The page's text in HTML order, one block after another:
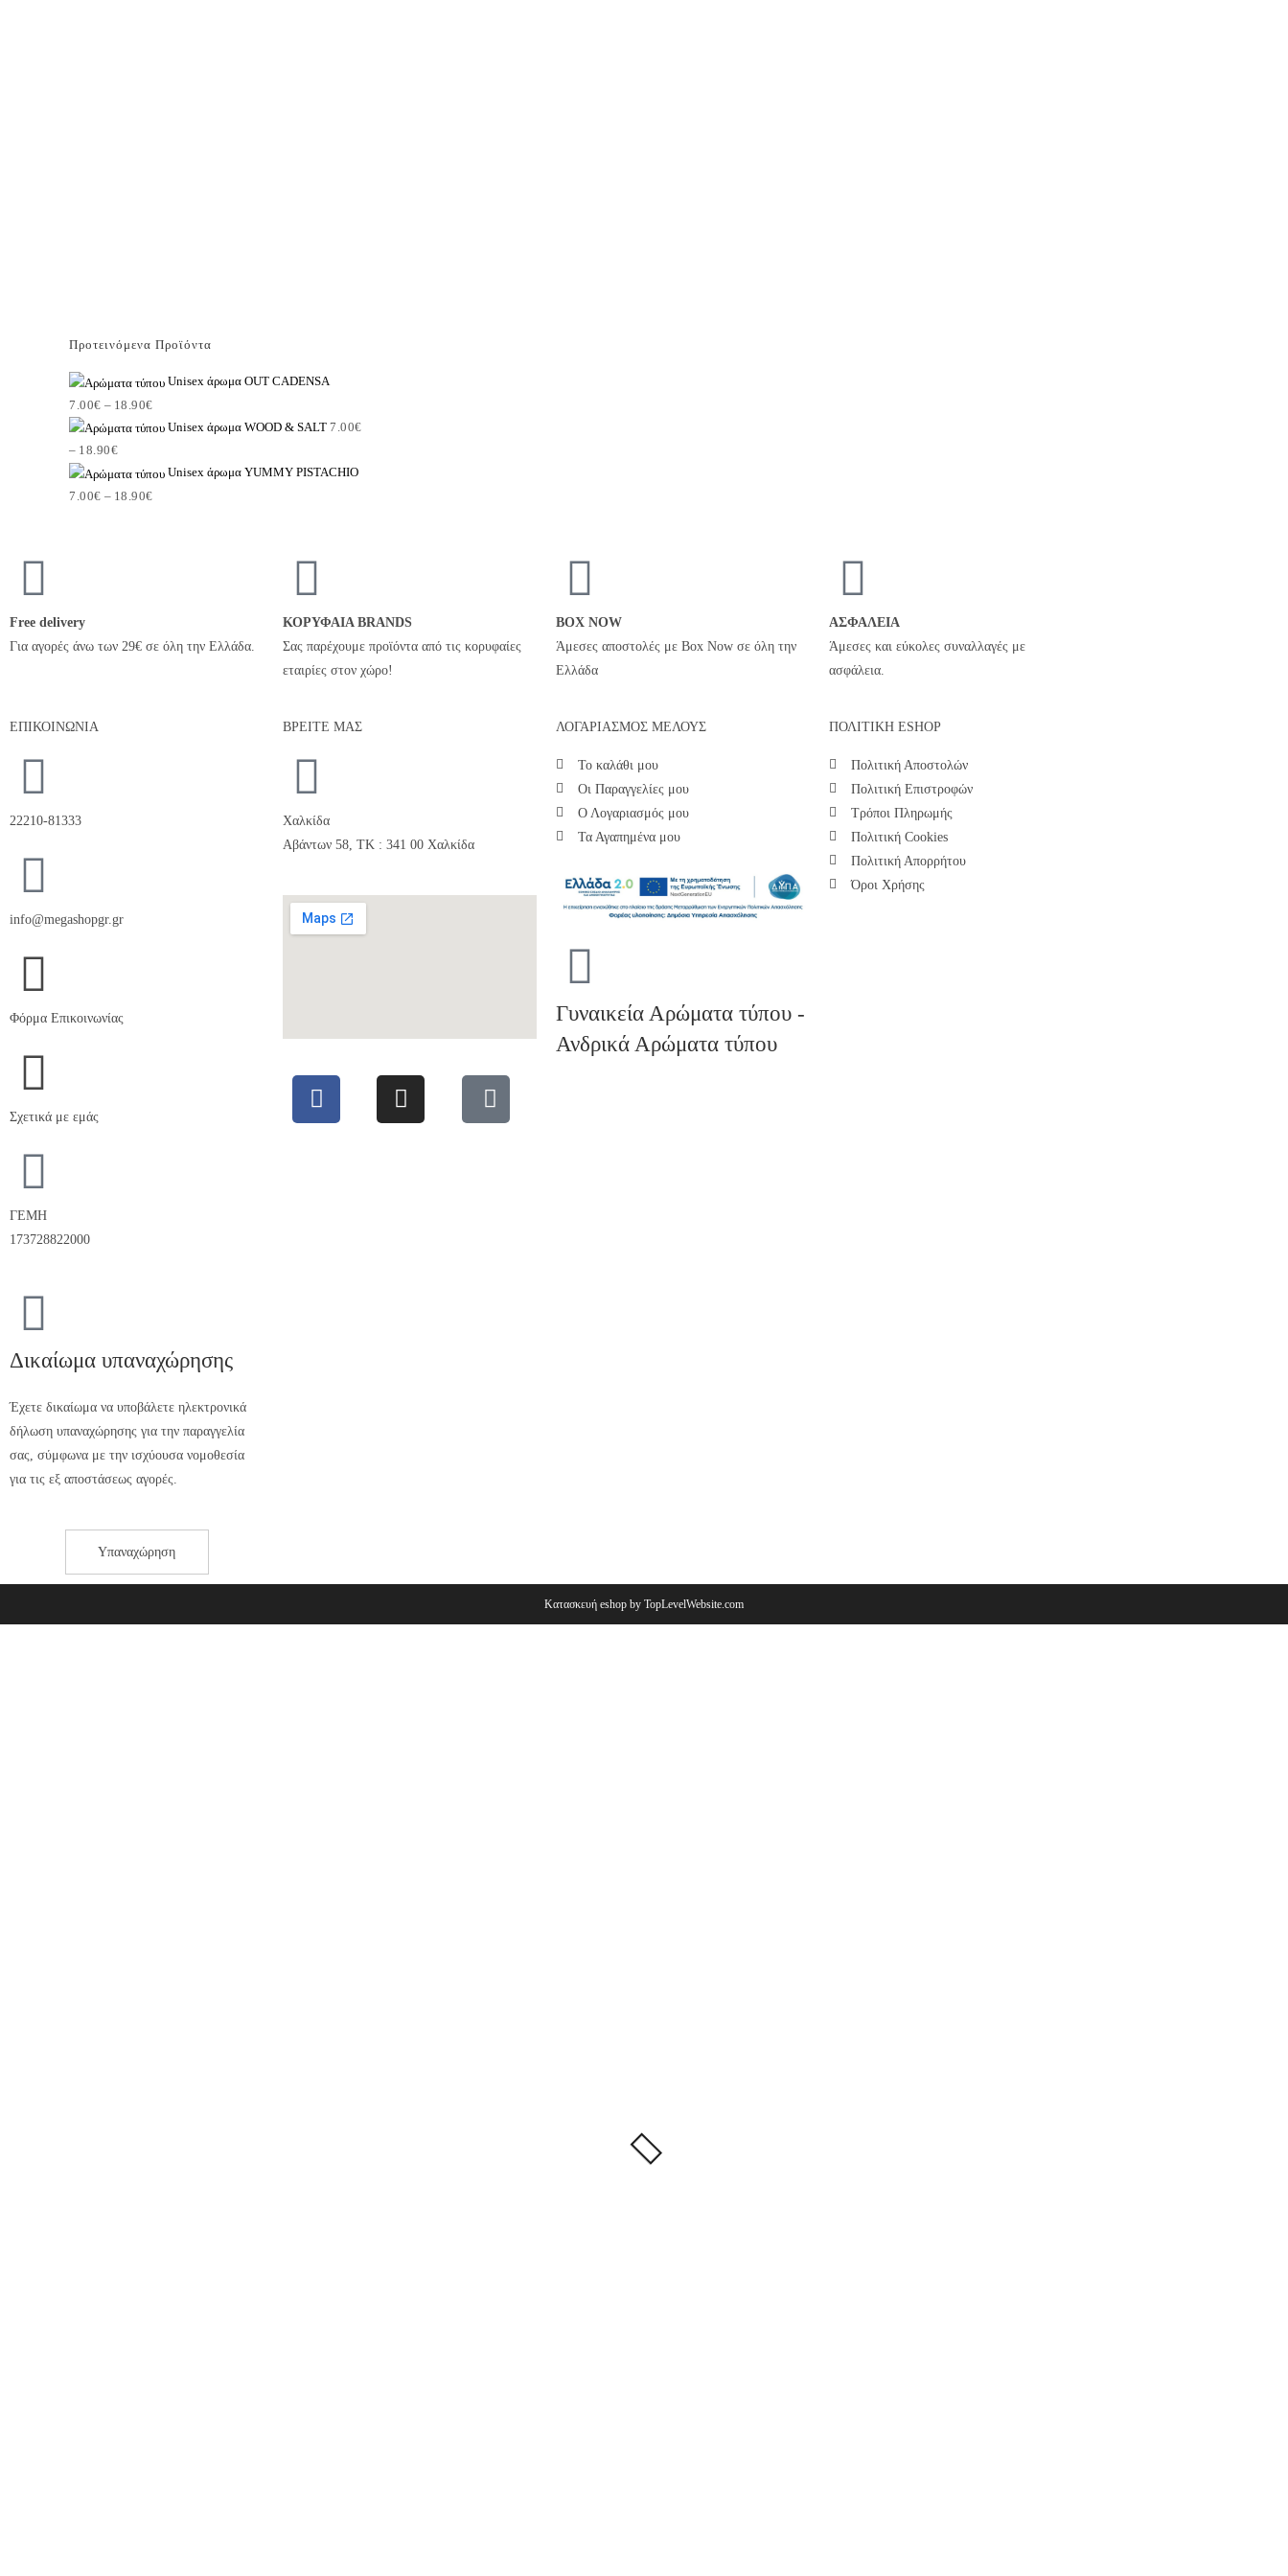
Προτεινόμενα Προϊόντα
Unisex άρωμα OUT CADENSA
7.00€ – 18.90€
Unisex άρωμα WOOD & SALT 7.00€
– 18.90€
Unisex άρωμα YUMMY PISTACHIO
7.00€ – 18.90€
Free delivery
Για αγορές άνω των 29€ σε όλη την Ελλάδα.
ΚΟΡΥΦΑΙΑ BRANDS
Σας παρέχουμε προϊόντα από τις κορυφαίες
εταιρίες στον χώρο!
BOX NOW
Άμεσες αποστολές με Box Now σε όλη την
Ελλάδα
ΑΣΦΑΛΕΙΑ
Άμεσες και εύκολες συναλλαγές με
ασφάλεια.
ΕΠΙΚΟΙΝΩΝΙΑ
22210-81333
info@megashopgr.gr
Φόρμα Επικοινωνίας
Σχετικά με εμάς
ΓΕΜΗ
173728822000
Δικαίωμα υπαναχώρησης
Έχετε δικαίωμα να υποβάλετε ηλεκτρονικά
δήλωση υπαναχώρησης για την παραγγελία
σας, σύμφωνα με την ισχύουσα νομοθεσία
για τις εξ αποστάσεως αγορές.
Υπαναχώρηση
ΒΡΕΙΤΕ ΜΑΣ
Χαλκίδα
Αβάντων 58, ΤΚ : 341 00 Χαλκίδα
ΛΟΓΑΡΙΑΣΜΟΣ ΜΕΛΟΥΣ
Το καλάθι μου
Οι Παραγγελίες μου
Ο Λογαριασμός μου
Τα Αγαπημένα μου
Γυναικεία Αρώματα τύπου -
Ανδρικά Αρώματα τύπου
ΠΟΛΙΤΙΚΗ ESHOP
Πολιτική Αποστολών
Πολιτική Επιστροφών
Τρόποι Πληρωμής
Πολιτική Cookies
Πολιτική Απορρήτου
Όροι Χρήσης
Κατασκευή eshop by TopLevelWebsite.com